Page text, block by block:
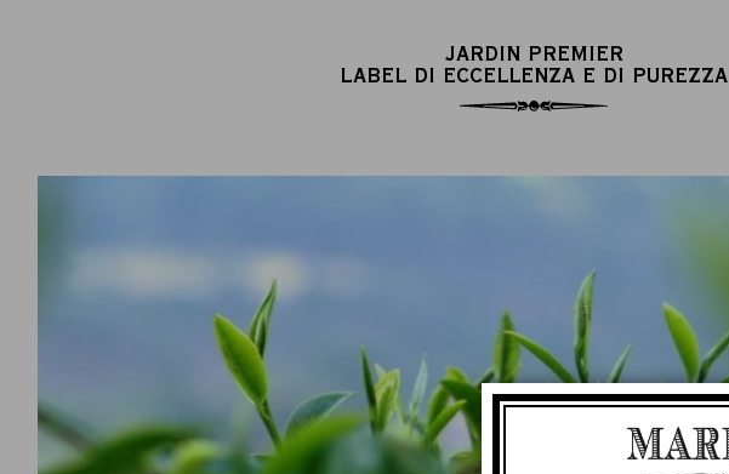
JARDIN PREMIER
LABEL DI ECCELLENZA E DI PUREZZA